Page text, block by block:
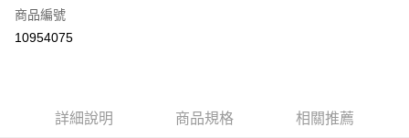
信用卡分期付款
上海商業儲蓄銀行
台北富邦商業銀行
合作金庫商業銀行
第一商業銀行
LINE Pay
商品編號
10954075
詳細說明 商品規格 相關推薦